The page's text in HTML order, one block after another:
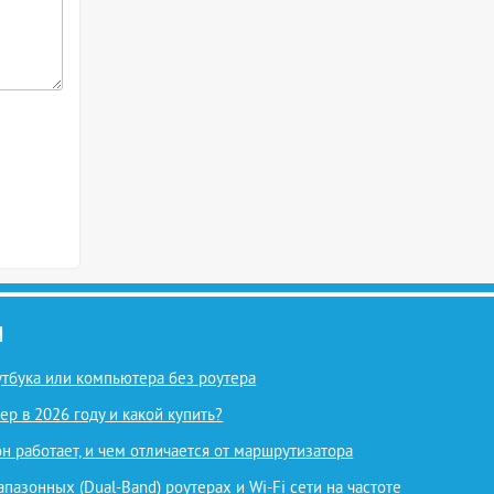
или компьютера без роутера
в 2026 году и какой купить?
работает, и чем отличается от маршрутизатора
(Dual-Band) роутерах и Wi-Fi сети на частоте